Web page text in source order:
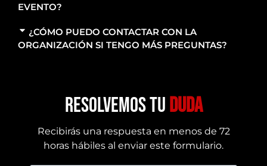
EVENTO?
¿CÓMO PUEDO CONTACTAR CON LA
ORGANIZACIÓN SI TENGO MÁS PREGUNTAS?
resolvemos tududa
Recibirás una respuesta en menos de 72
horas hábiles al enviar este formulario.